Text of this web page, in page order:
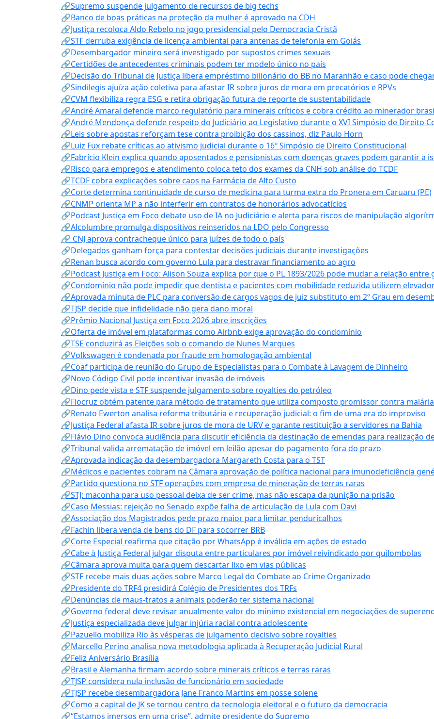
🔗Supremo suspende julgamento de recursos de big techs
🔗Banco de boas práticas na proteção da mulher é aprovado na CDH
🔗Justiça recoloca Aldo Rebelo no jogo presidencial pelo Democracia Cristã
🔗STF derruba exigência de licença ambiental para antenas de telefonia em Goiás
🔗Desembargador mineiro será investigado por supostos crimes sexuais
🔗Certidões de antecedentes criminais podem ter modelo único no país
🔗Decisão do Tribunal de Justiça libera empréstimo bilionário do BB no Maranhão e caso pode chegar
🔗Sindilegis ajuíza ação coletiva para afastar IR sobre juros de mora em precatórios e RPVs
🔗CVM flexibiliza regra ESG e retira obrigação futura de reporte de sustentabilidade
🔗André Amaral defende marco regulatório para minerais críticos e cobra crédito ao minerador
🔗André Mendonça defende respeito do Judiciário ao Legislativo durante o XVI Simpósio de Direito
🔗Leis sobre apostas reforçam tese contra proibição dos cassinos, diz Paulo Horn
🔗Luiz Fux rebate críticas ao ativismo judicial durante o 16º Simpósio de Direito Constitucional
🔗Fabrício Klein explica quando aposentados e pensionistas com doenças graves podem garantir a
🔗Risco para empregos e atendimento coloca teto dos exames da CNH sob análise do TCDF
🔗TCDF cobra explicações sobre caos na Farmácia de Alto Custo
🔗Corte determina continuidade de curso de medicina para turma extra do Pronera em Caruaru (PE)
🔗CNMP orienta MP a não interferir em contratos de honorários advocatícios
🔗Podcast Justiça em Foco debate uso de IA no Judiciário e alerta para riscos de manipulação
🔗Alcolumbre promulga dispositivos reinseridos na LDO pelo Congresso
🔗 CNJ aprova contracheque único para juízes de todo o país
🔗Delegados ganham força para contestar decisões judiciais durante investigações
🔗Renan busca acordo com governo Lula para destravar financiamento ao agro
🔗Podcast Justiça em Foco: Alison Souza explica por que o PL 1893/2026 pode mudar a relação
🔗Condomínio não pode impedir que dentista e pacientes com mobilidade reduzida utilizem
🔗Aprovada minuta de PLC para conversão de cargos vagos de juiz substituto em 2º Grau em
🔗TJSP decide que infidelidade não gera dano moral
🔗Prêmio Nacional Justiça em Foco 2026 abre inscrições
🔗Oferta de imóvel em plataformas como Airbnb exige aprovação do condomínio
🔗TSE conduzirá as Eleições sob o comando de Nunes Marques
🔗Volkswagen é condenada por fraude em homologação ambiental
🔗Coaf participa de reunião do Grupo de Especialistas para o Combate à Lavagem de Dinheiro
🔗Novo Código Civil pode incentivar invasão de imóveis
🔗Dino pede vista e STF suspende julgamento sobre royalties do petróleo
🔗Fiocruz obtém patente para método de tratamento que utiliza composto promissor contra
🔗Renato Ewerton analisa reforma tributária e recuperação judicial: o fim de uma era do improviso
🔗Justiça Federal afasta IR sobre juros de mora de URV e garante restituição a servidores na Bahia
🔗Flávio Dino convoca audiência para discutir eficiência da destinação de emendas para realização
🔗Tribunal valida arrematação de imóvel em leilão apesar do pagamento fora do prazo
🔗Aprovada indicação da desembargadora Margareth Costa para o TST
🔗Médicos e pacientes cobram na Câmara aprovação de política nacional para imunodeficiência
🔗Partido questiona no STF operações com empresa de mineração de terras raras
🔗STJ: maconha para uso pessoal deixa de ser crime, mas não escapa da punição na prisão
🔗Caso Messias: rejeição no Senado expõe falha de articulação de Lula com Davi
🔗Associação dos Magistrados pede prazo maior para limitar penduricalhos
🔗Fachin libera venda de bens do DF para socorrer BRB
🔗Corte Especial reafirma que citação por WhatsApp é inválida em ações de estado
🔗Cabe à Justiça Federal julgar disputa entre particulares por imóvel reivindicado por quilombolas
🔗Câmara aprova multa para quem descartar lixo em vias públicas
🔗STF recebe mais duas ações sobre Marco Legal do Combate ao Crime Organizado
🔗Presidente do TRF4 presidirá Colégio de Presidentes dos TRFs
🔗Denúncias de maus-tratos a animais poderão ter sistema nacional
🔗Governo federal deve revisar anualmente valor do mínimo existencial em negociações de
🔗Justiça especializada deve julgar injúria racial contra adolescente
🔗Pazuello mobiliza Rio às vésperas de julgamento decisivo sobre royalties
🔗Marcello Perino analisa nova metodologia aplicada à Recuperação Judicial Rural
🔗Feliz Aniversário Brasília
🔗Brasil e Alemanha firmam acordo sobre minerais críticos e terras raras
🔗TJSP considera nula inclusão de funcionário em sociedade
🔗TJSP recebe desembargadora Jane Franco Martins em posse solene
🔗Como a capital de JK se tornou centro da tecnologia eleitoral e o futuro da democracia
🔗“Estamos imersos em uma crise”, admite presidente do Supremo